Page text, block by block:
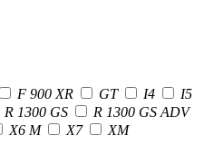
F 900 XR GT I4
I5
R 1300 GS
R 1300 GS ADV
X6 M X7 XM